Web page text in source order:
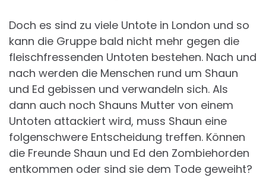
Doch es sind zu viele Untote in London und so
kann die Gruppe bald nicht mehr gegen die
fleischfressenden Untoten bestehen. Nach und
nach werden die Menschen rund um Shaun
und Ed gebissen und verwandeln sich. Als
dann auch noch Shauns Mutter von einem
Untoten attackiert wird, muss Shaun eine
folgenschwere Entscheidung treffen. Können
die Freunde Shaun und Ed den Zombiehorden
entkommen oder sind sie dem Tode geweiht?